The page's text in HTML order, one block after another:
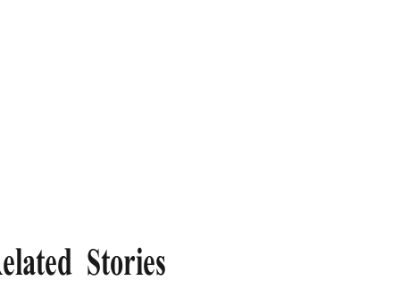
Stories